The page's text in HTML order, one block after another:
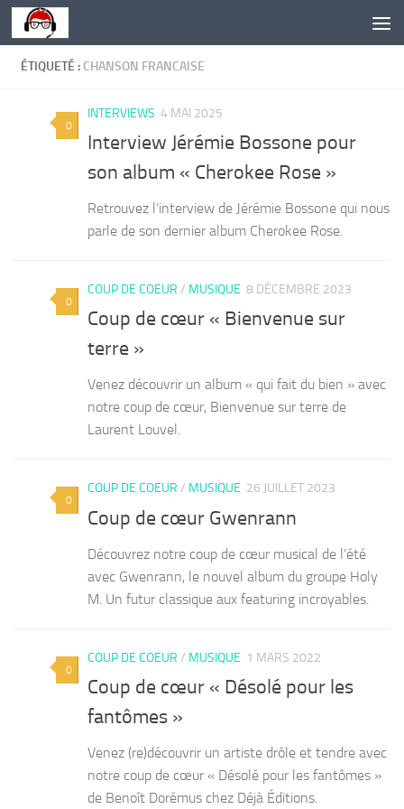
Skip to content
ÉTIQUETÉ : CHANSON FRANCAISE
0
INTERVIEWS 4 MAI 2025
Interview Jérémie Bossone pour
son album « Cherokee Rose »
Retrouvez l’interview de Jérémie Bossone qui nous
parle de son dernier album Cherokee Rose.
0
COUP DE COEUR / MUSIQUE 8 DÉCEMBRE 2023
Coup de cœur « Bienvenue sur
terre »
Venez découvrir un album « qui fait du bien » avec
notre coup de cœur, Bienvenue sur terre de
Laurent Louvel.
0
COUP DE COEUR / MUSIQUE 26 JUILLET 2023
Coup de cœur Gwenrann
Découvrez notre coup de cœur musical de l’été
avec Gwenrann, le nouvel album du groupe Holy
M. Un futur classique aux featuring incroyables.
0
COUP DE COEUR / MUSIQUE 1 MARS 2022
Coup de cœur « Désolé pour les
fantômes »
Venez (re)découvrir un artiste drôle et tendre avec
notre coup de cœur « Désolé pour les fantômes »
de Benoît Dorémus chez Déjà Éditions.